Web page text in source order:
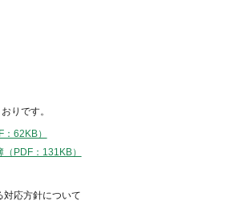
りです。
62KB）
PDF：131KB）
対応方針について